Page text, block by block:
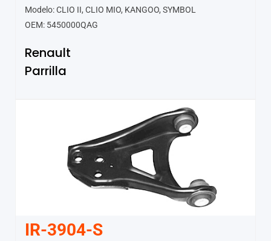
Modelo: CLIO II, CLIO MIO, KANGOO, SYMBOL
OEM: 5450000QAG
Renault
Parrilla
IR-3904-S